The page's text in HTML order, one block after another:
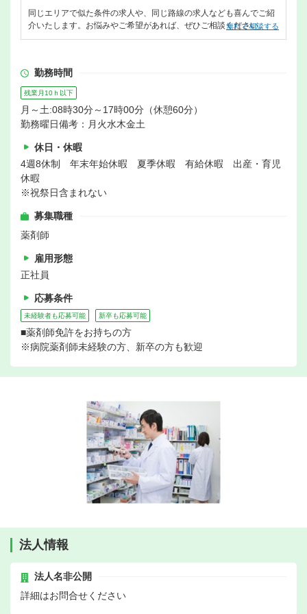
同じエリアで似た条件の求人や、同じ路線の求人なども喜んでご紹
介いたします。お悩みやご希望があれば、ぜひご相談ください。
無料で相談する
勤務時間
残業月10ｈ以下
月～土:08時30分～17時00分（休憩60分）
勤務曜日備考：月火水木金土
休日・休暇
4週8休制 年末年始休暇 夏季休暇 有給休暇 出産・育児
休暇
※祝祭日含まれない
募集職種
薬剤師
雇用形態
正社員
応募条件
未経験者も応募可能 新卒も応募可能
■薬剤師免許をお持ちの方
※病院薬剤師未経験の方、新卒の方も歓迎
法人情報
法人名非公開
詳細はお問合せください